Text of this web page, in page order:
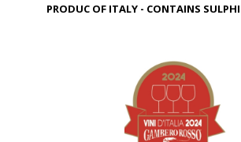
PRODUC OF ITALY - CONTAINS